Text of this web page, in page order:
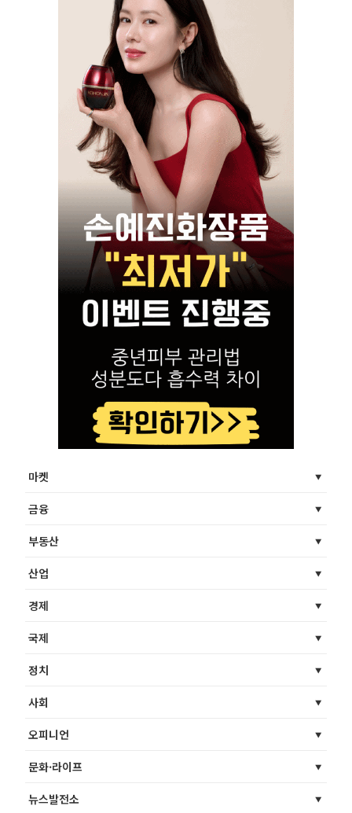
마켓
금융
부동산
산업
경제
국제
정치
사회
오피니언
문화·라이프
뉴스발전소